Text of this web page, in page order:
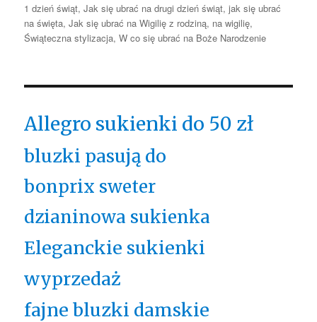
1 dzień świąt,Jak się ubrać na drugi dzień świąt,jak się ubrać
na święta,Jak się ubrać na Wigilię z rodziną, na wigilię,
Świąteczna stylizacja,W co się ubrać na Boże Narodzenie
Allegro sukienki do 50 zł
bluzki pasują do
bonprix sweter
dzianinowa sukienka
Eleganckie sukienki
wyprzedaż
fajne bluzki damskie